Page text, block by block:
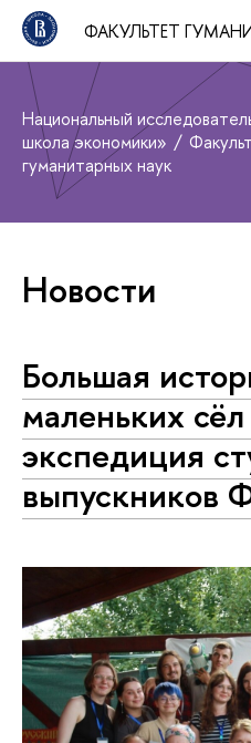
ФАКУЛЬТЕТ
Национальный
школа экономики»
гуманитарных наук
Новости
Большая
маленьких
экспедиция
выпускников